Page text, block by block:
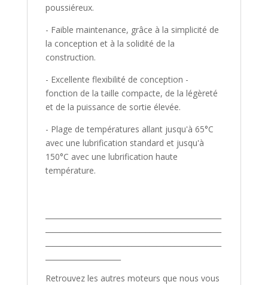
poussiéreux.
- Faible maintenance, grâce à la simplicité de
la conception et à la solidité de la
construction.
- Excellente flexibilité de conception -
fonction de la taille compacte, de la légèreté
et de la puissance de sortie élevée.
- Plage de températures allant jusqu'à 65°C
avec une lubrification standard et jusqu'à
150°C avec une lubrification haute
température.
Retrouvez les autres moteurs que nous vous